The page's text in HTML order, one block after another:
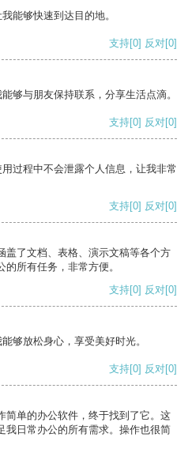
能够快速到达目的地。
支持[0] 反对[0]
够与朋友保持联系，分享生活点滴。
支持[0] 反对[0]
过程中不会泄露个人信息，让我非常
支持[0] 反对[0]
盖了文档、表格、演示文稿等各个方
所有任务，非常方便。
支持[0] 反对[0]
够放松身心，享受美好时光。
支持[0] 反对[0]
简单的办公软件，终于找到了它。这
我日常办公的所有需求。操作也很简